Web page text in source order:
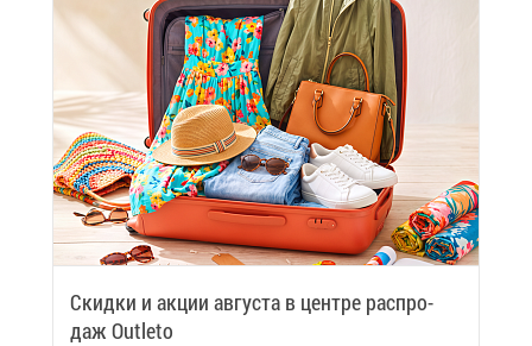
Скид­ки и ак­ции ав­гу­ста в цен­тре рас­про­
даж Outleto